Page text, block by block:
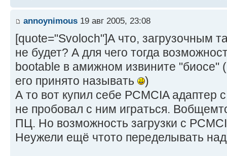
annoynimous 19 авг 2005, 23:08
[quote="Svoloch"]А что, загрузочным
не будет? А для чего тогда
bootable в амижном извините "биосе"
его принято называть
)
А то вот купил себе PCMCIA адаптер
не пробовал с ним играться.
ПЦ. Но возможность загрузки с
Неужели ещё чтото переделывать